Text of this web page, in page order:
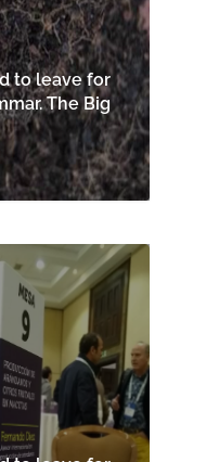
to leave for
The Big